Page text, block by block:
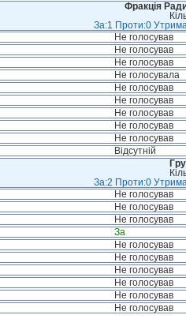
Фракція
За:1 Проти:0
Не голосував
Не голосував
Не голосував
Не голосувала
Не голосував
Не голосував
Не голосував
Не голосував
Не голосував
Відсутній
За:2 Проти:0
Не голосував
Не голосував
Не голосував
За
Не голосував
Не голосував
Не голосував
Не голосував
Не голосував
Не голосував